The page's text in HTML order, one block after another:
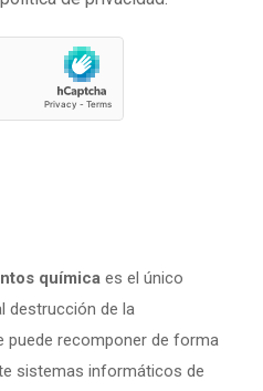
química es el único
destrucción de la
puede recomponer de forma
sistemas informáticos de